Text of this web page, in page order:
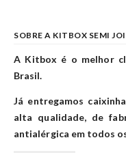
SOBRE A KITBOX SEMI
A Kitbox é o melhor
Brasil.
Já entregamos
alta qualidade, de
antialérgica em todos